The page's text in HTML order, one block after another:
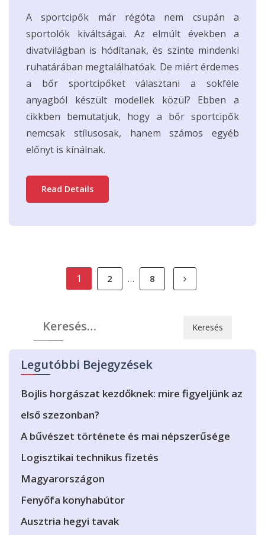
A sportcipők már régóta nem csupán a
sportolók kiváltságai. Az elmúlt években a
divatvilágban is hódítanak, és szinte mindenki
ruhatárában megtalálhatóak. De miért érdemes
a bőr sportcipőket választani a sokféle
anyagból készült modellek közül? Ebben a
cikkben bemutatjuk, hogy a bőr sportcipők
nemcsak stílusosak, hanem számos egyéb
előnyt is kínálnak.
Read Details
Bejegyzések
lapozása
1 2 … 8
Keresés:
Legutóbbi Bejegyzések
Bojlis horgászat kezdőknek: mire figyeljünk az
első szezonban?
A bűvészet története és mai népszerűsége
Logisztikai technikus fizetés
Magyarországon
Fenyőfa konyhabútor
Ausztria hegyi tavak